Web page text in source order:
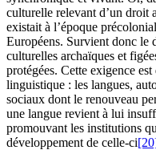
culturelle relevant d’un droit
existait à l’époque
Européens. Survient donc le
culturelles archaïques et
protégées. Cette exigence
linguistique : les langues,
sociaux dont le renouveau
une langue revient à lui
promouvant les institutions
développement de celle-ci